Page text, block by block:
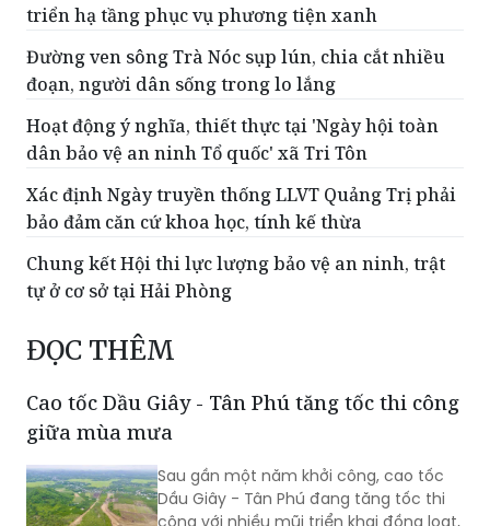
triển hạ tầng phục vụ phương tiện xanh
Đường ven sông Trà Nóc sụp lún, chia cắt nhiều
đoạn, người dân sống trong lo lắng
Hoạt động ý nghĩa, thiết thực tại 'Ngày hội toàn
dân bảo vệ an ninh Tổ quốc' xã Tri Tôn
Xác định Ngày truyền thống LLVT Quảng Trị phải
bảo đảm căn cứ khoa học, tính kế thừa
Chung kết Hội thi lực lượng bảo vệ an ninh, trật
tự ở cơ sở tại Hải Phòng
ĐỌC THÊM
Cao tốc Dầu Giây - Tân Phú tăng tốc thi công
giữa mùa mưa
Sau gần một năm khởi công, cao tốc
Dầu Giây - Tân Phú đang tăng tốc thi
công với nhiều mũi triển khai đồng loạt,